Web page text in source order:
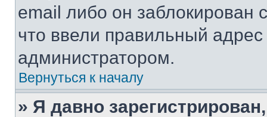
email либо он
что ввели правильный адрес
администратором.
Вернуться к началу
» Я давно